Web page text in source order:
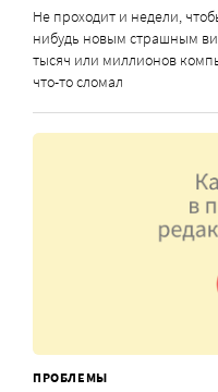
Не проходит и недели,
нибудь новым страшным
тысяч или миллионов
что-то сломал
ПРОБЛЕМЫ